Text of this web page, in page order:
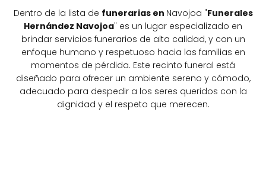
Dentro de la lista de funerarias en Navojoa "Funerales
Hernández Navojoa" es un lugar especializado en
brindar servicios funerarios de alta calidad, y con un
enfoque humano y respetuoso hacia las familias en
momentos de pérdida. Este recinto funeral está
diseñado para ofrecer un ambiente sereno y cómodo,
adecuado para despedir a los seres queridos con la
dignidad y el respeto que merecen.